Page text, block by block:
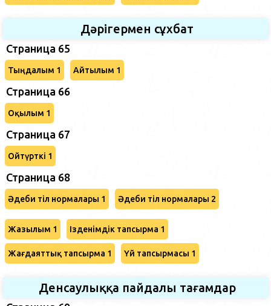
Дәрігермен сұхбат
Страница 65
Тыңдалым 1 Айтылым 1
Страница 66
Оқылым 1
Страница 67
Ойтүрткі 1
Страница 68
Әдеби тіл нормалары 1 Әдеби тіл нормалары 2
Жазылым 1 Ізденімдік тапсырма 1
Жағдаяттық тапсырма 1 Үй тапсырмасы 1
Денсаулыққа пайдалы тағамдар